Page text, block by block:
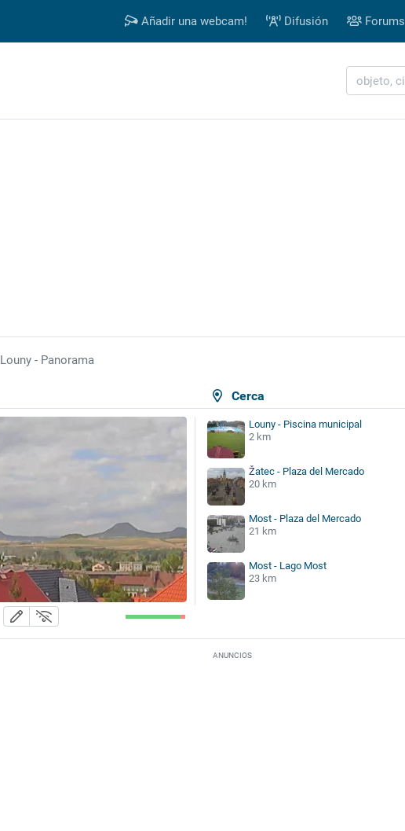
Añadir una webcam! Difusión Forums
Louny - Panorama
Cerca
Louny - Piscina municipal
2 km
Žatec - Plaza del Mercado
20 km
Most - Plaza del Mercado
21 km
Most - Lago Most
23 km
ANUNCIOS